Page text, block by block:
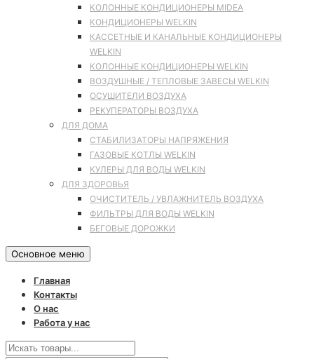
КОЛОННЫЕ КОНДИЦИОНЕРЫ MIDEA
КОНДИЦИОНЕРЫ WELKIN
КАССЕТНЫЕ И КАНАЛЬНЫЕ КОНДИЦИОНЕРЫ
WELKIN
КОЛОННЫЕ КОНДИЦИОНЕРЫ WELKIN
ВОЗДУШНЫЕ / ТЕПЛОВЫЕ ЗАВЕСЫ WELKIN
ОСУШИТЕЛИ ВОЗДУХА
РЕКУПЕРАТОРЫ ВОЗДУХА
ДЛЯ ДОМА
СТАБИЛИЗАТОРЫ НАПРЯЖЕНИЯ
ГАЗОВЫЕ КОТЛЫ WELKIN
КУЛЕРЫ ДЛЯ ВОДЫ WELKIN
ДЛЯ ЗДОРОВЬЯ
ОЧИСТИТЕЛЬ / УВЛАЖНИТЕЛЬ ВОЗДУХА
ФИЛЬТРЫ ДЛЯ ВОДЫ WELKIN
БЕГОВЫЕ ДОРОЖКИ
Основное меню
Главная
Контакты
О нас
Работа у нас